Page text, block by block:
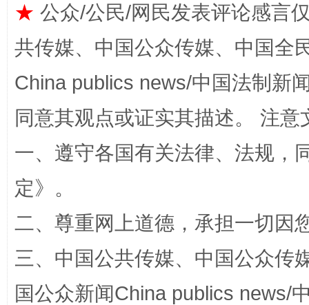
揭批美国五大"原罪" "炒
解纷+调解+退费，一次搞定
★ 公众/公民/网民发表评论感言
共传媒、中国公众传媒、中国全
China publics news/中国法制新
同意其观点或证实其描述。 注
一、遵守各国有关法律、法规，
定》。
二、尊重网上道德，承担一切因
三、中国公共传媒、中国公众传
国公众新闻China publics news/